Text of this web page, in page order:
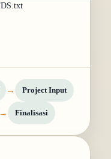
→ Project Input
→ Finalisasi